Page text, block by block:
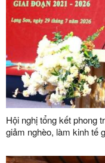
Hội nghị tổng kết phong
giảm nghèo, làm kinh tế